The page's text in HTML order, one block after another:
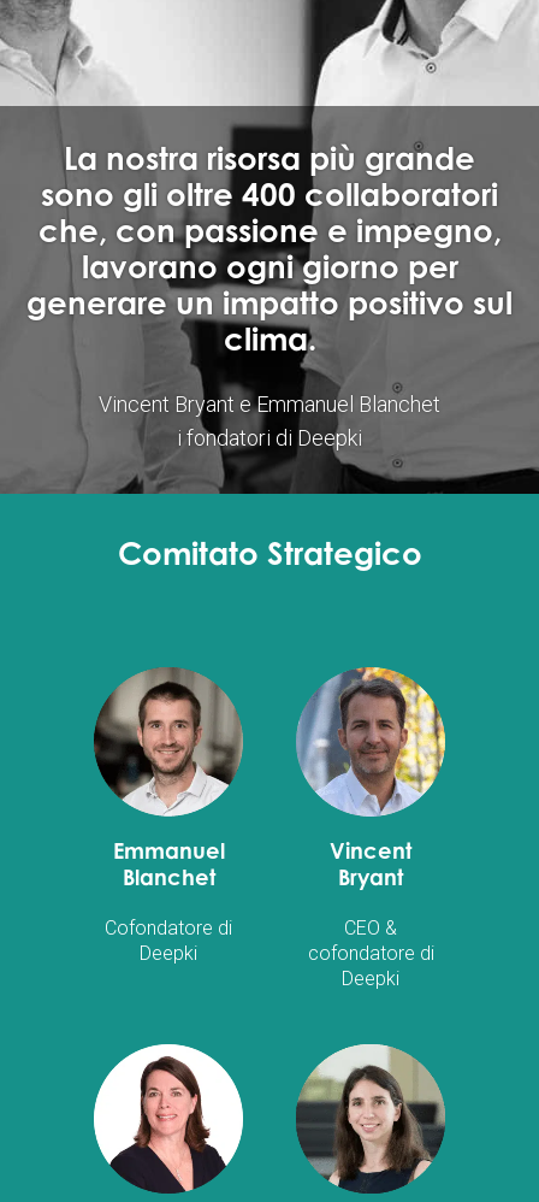
La nostra risorsa più grande
sono gli oltre 400 collaboratori
che, con passione e impegno,
lavorano ogni giorno per
generare un impatto positivo sul
clima.
Vincent Bryant e Emmanuel Blanchet
i fondatori di Deepki
Comitato Strategico
Emmanuel
Blanchet
Cofondatore di
Deepki
Vincent
Bryant
CEO &
cofondatore di
Deepki